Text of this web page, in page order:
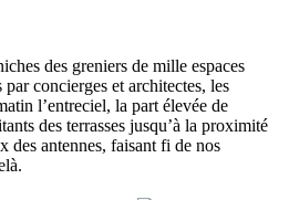
des greniers de mille espaces
concierges et architectes, les
l’entreciel, la part élevée de
des terrasses jusqu’à la proximité
des antennes, faisant fi de nos